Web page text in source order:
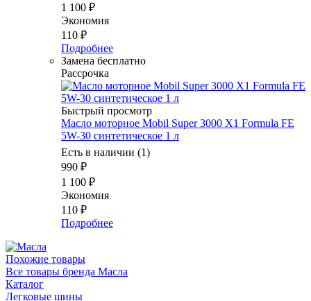
1 100 ₽
Экономия
110 ₽
Подробнее
Замена бесплатно
Рассрочка
Быстрый просмотр
Масло моторное Mobil Super 3000 X1 Formula FE
5W-30 синтетическое 1 л
Есть в наличии (1)
990 ₽
1 100 ₽
Экономия
110 ₽
Подробнее
Похожие товары
Все товары бренда Масла
Каталог
Легковые шины